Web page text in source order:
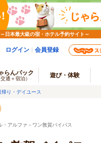
日本最大級の宿・ホテル予約サイト～
ログイン 会員登録
らんパック
交通＋宿泊） 遊び・体験
帰り・デイユース
アルファ－ワン敦賀バイパス